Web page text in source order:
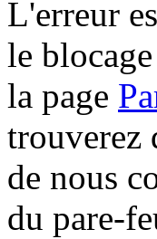
L'erreur
le
la page
trouverez
de nous
du pare-